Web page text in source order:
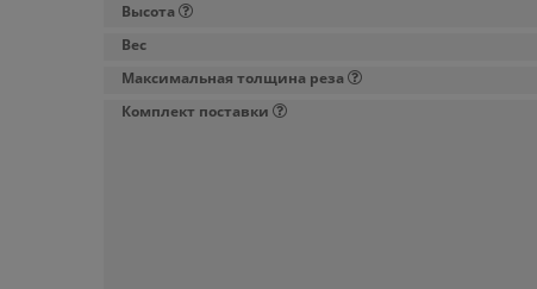
Высота
Вес
Максимальная толщина реза
Комплект поставки